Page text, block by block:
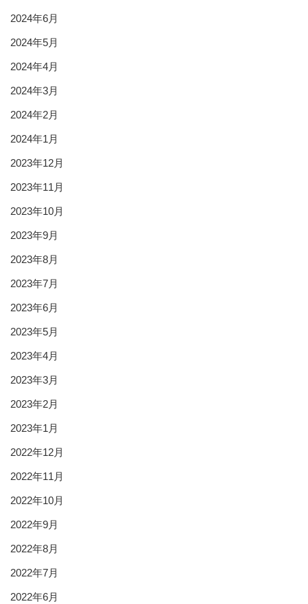
2024年6月
2024年5月
2024年4月
2024年3月
2024年2月
2024年1月
2023年12月
2023年11月
2023年10月
2023年9月
2023年8月
2023年7月
2023年6月
2023年5月
2023年4月
2023年3月
2023年2月
2023年1月
2022年12月
2022年11月
2022年10月
2022年9月
2022年8月
2022年7月
2022年6月